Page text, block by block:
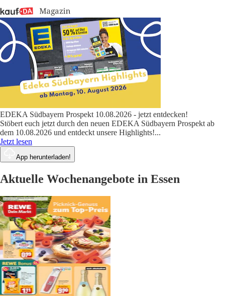
EDEKA Südbayern Prospekt 10.08.2026 - jetzt entdecken!
Stöbert euch jetzt durch den neuen EDEKA Südbayern Prospekt ab
dem 10.08.2026 und entdeckt unsere Highlights!...
Jetzt lesen
App herunterladen!
Aktuelle Wochenangebote in Essen